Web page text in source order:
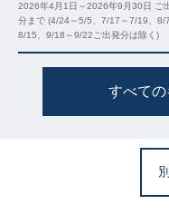
2026年4月1日～2026年9月30日 ご
分まで (4/24～5/5、7/17～7/19、8/
8/15、9/18～9/22ご出発分は除く)
すべて